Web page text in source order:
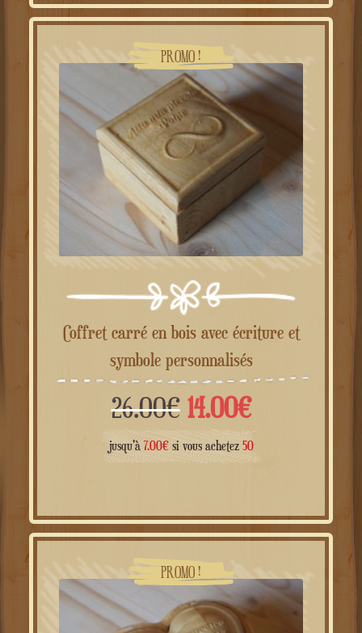
PROMO !
Coffret carré en bois avec écriture et
symbole personnalisés
26.00€ Le
prix
était :
26.00€.
14.00€Le
prix
est :
14.00€.
jusqu'à 7.00€si vous achetez 50
PROMO !